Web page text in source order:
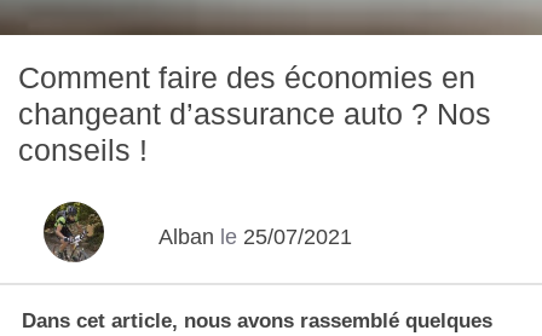
Comment faire des économies en
changeant d’assurance auto ? Nos
conseils !
Alban le 25/07/2021
Dans cet article, nous avons rassemblé quelques